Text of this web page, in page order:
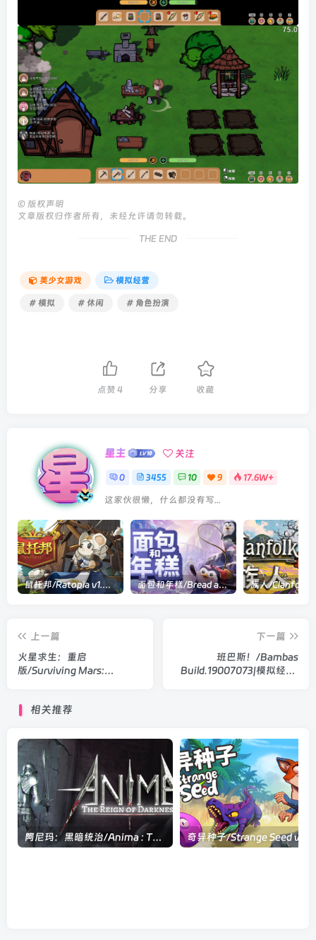
© 版权声明
文章版权归作者所有，未经允许请勿转载。
THE END
美少女游戏 模拟经营
# 模拟 # 休闲 # 角色扮演
点赞 4 分享 收藏
星主 关注
0 3455 10 9 17.6W+
这家伙很懒，什么都没有写...
鼠托邦/Ratopia v1.0.0530|策略模拟|容量2.9GB|官方中文版 面包和年糕/Bread and Fred Build.21411256|动作冒险|容量1.1GB|官方中文版
上一篇
火星求生：重启
版/Surviving Mars:
下一篇
班巴斯！/Bambas
Build.19007073|模拟经营|
相关推荐
阿尼玛：黑暗统治/Anima : The Reign of Darkness Build.6791979|角色扮演|容量2.7GB|官方中文版